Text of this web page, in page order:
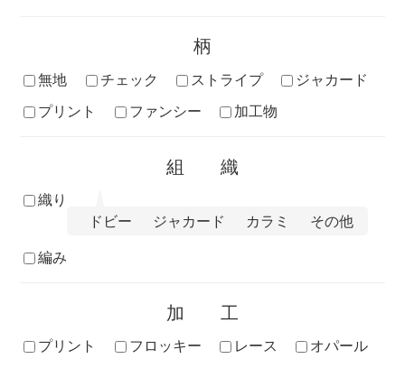
柄
無地 チェック ストライプ
ジャカード
プリント
ファンシー 加工物
組織
織り
ドビー
ジャカード カラミ その他
編み
加工
プリント フロッキー レース
オパール